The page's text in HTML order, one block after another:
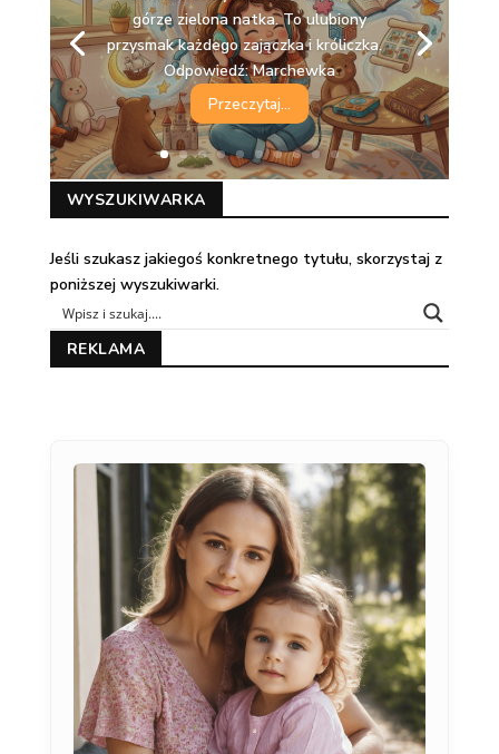
górze zielona natka. To ulubiony
przysmak każdego zajączka i króliczka.
Odpowiedź: Marchewka
Przeczytaj...
WYSZUKIWARKA
Jeśli szukasz jakiegoś konkretnego tytułu, skorzystaj z
poniższej wyszukiwarki.
REKLAMA